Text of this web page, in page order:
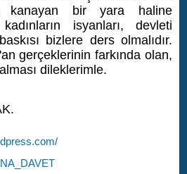
kanayan bir yara haline
isyanları, devleti
bizlere ders olmalıdır.
gerçeklerinin farkında olan,
dileklerimle.